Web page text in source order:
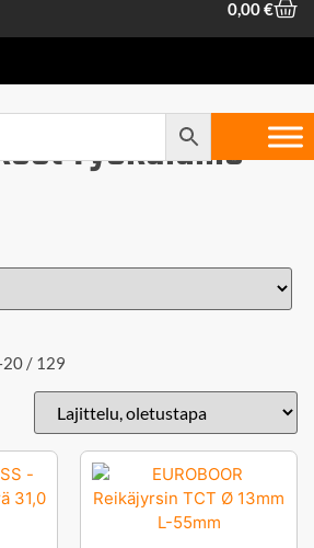
0,00€
Työkaluille
/ 129